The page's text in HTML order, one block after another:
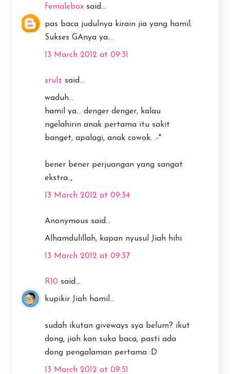
femalebox said...
pas baca judulnya kirain jia yang hamil.
Sukses GAnya ya....
13 March 2012 at 09:31
srulz said...
waduh...
hamil ya... denger denger, kalau
ngelahirin anak pertama itu sakit
banget, apalagi, anak cowok. .-"
bener bener perjuangan yang sangat
ekstra..,
13 March 2012 at 09:34
Anonymous said...
Alhamdulillah, kapan nyusul Jiah hihi
13 March 2012 at 09:37
R10 said...
kupikir Jiah hamil...
sudah ikutan giveways sya belum? ikut
dong, jiah kan suka baca, pasti ada
dong pengalaman pertama :D
13 March 2012 at 09:51